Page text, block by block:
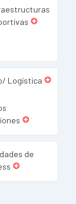
Logística
de